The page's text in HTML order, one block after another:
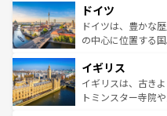
せる。地方によっ
ンテンツ一覧を参
で、幅広い魅力が
聖堂、美しいビー
から魅了する。ま
いる。シャンパン
香り高いラベンダ
らに、パリ以外の
ドイツ
ドイツは、豊かな
の中心に位置する
顔を持つこの国は
ルリンの文化的活
してライン川沿い
イギリス
イギリスは、古き
トミンスター寺院